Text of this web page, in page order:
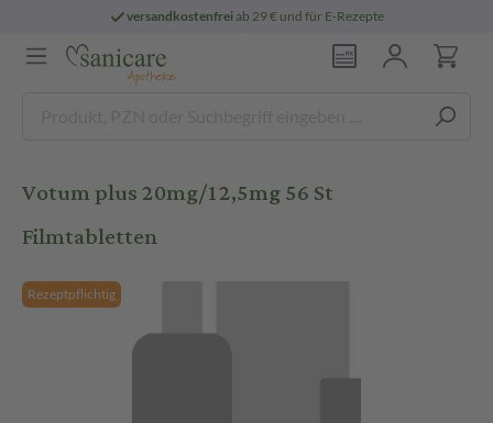
versandkostenfreiab 29 € und für E-Rezepte
Votum plus 20mg/12,5mg 56 St
Filmtabletten
Rezeptpflichtig